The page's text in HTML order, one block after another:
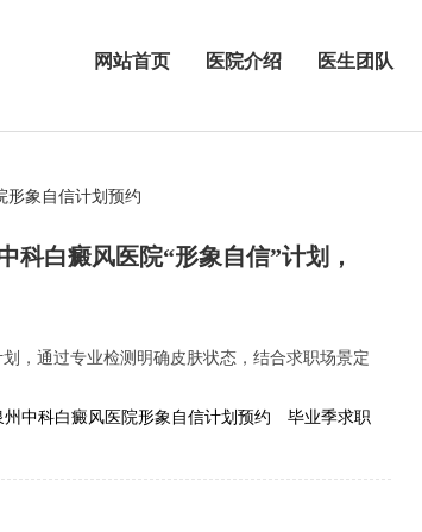
网站首页 医院介绍 医生团队
形象自信计划预约
科白癜风医院“形象自信”计划，
，通过专业检测明确皮肤状态，结合求职场景定
州中科白癜风医院形象自信计划预约
毕业季求职